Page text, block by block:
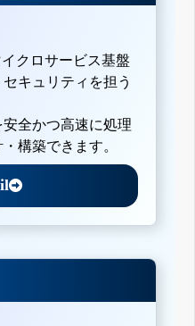
クロサービス基盤
キュリティを担う
全かつ高速に処理
構築できます。